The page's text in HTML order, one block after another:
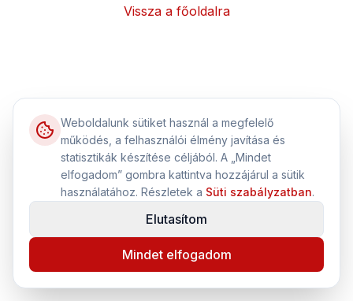
Vissza a főoldalra
Weboldalunk sütiket használ a megfelelő
működés, a felhasználói élmény javítása és
statisztikák készítése céljából. A „Mindet
elfogadom” gombra kattintva hozzájárul a sütik
használatához. Részletek a Süti szabályzatban.
Elutasítom
Mindet elfogadom